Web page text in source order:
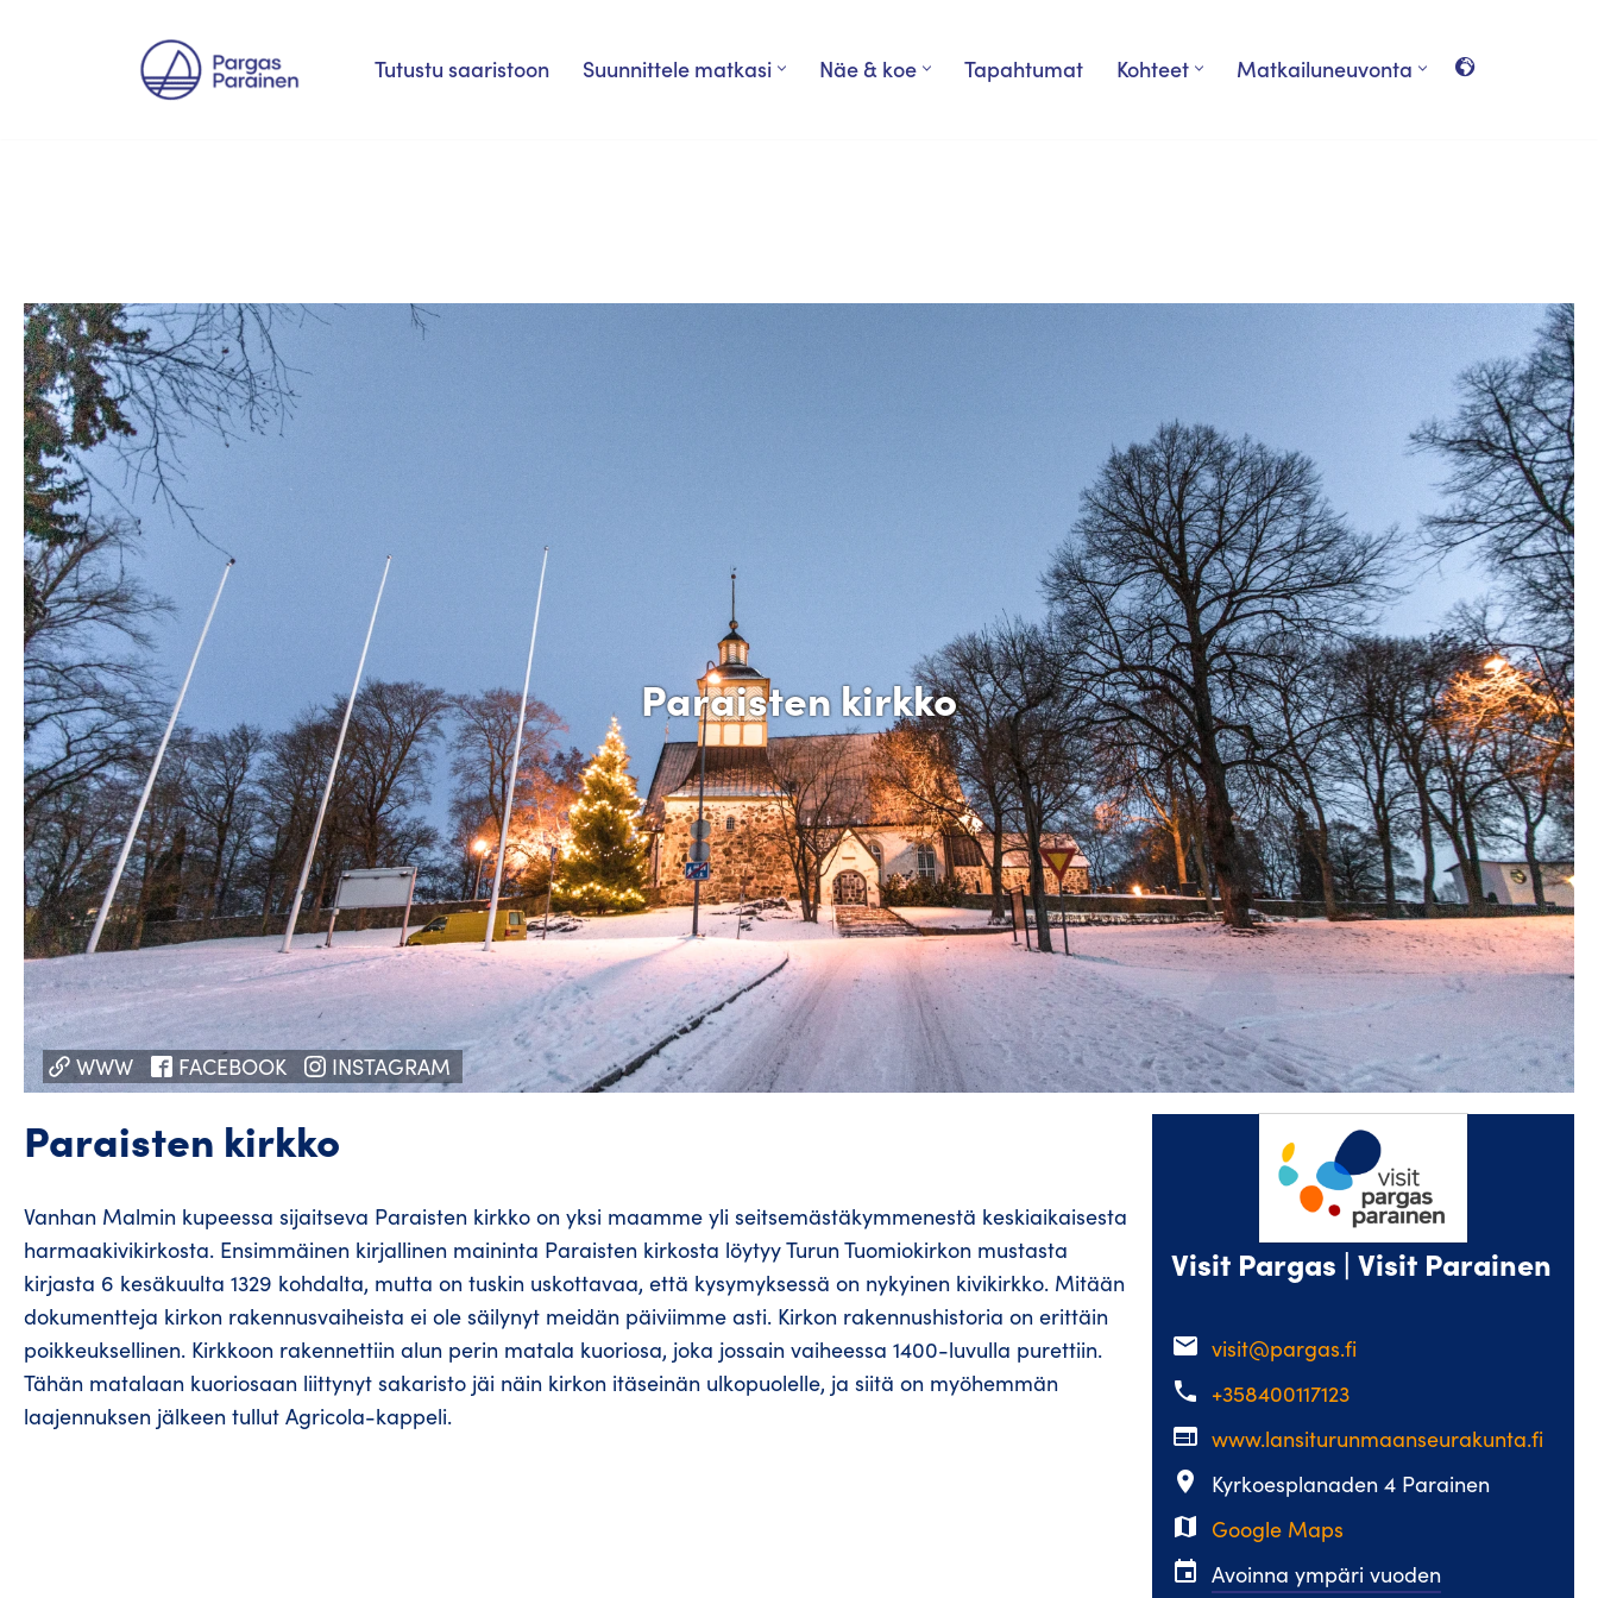
Tutustu saaristoon Suunnittele matkasi Näe & koe Tapahtumat Kohteet Matkailuneuvonta
Paraisten kirkko
WWW FACEBOOK INSTAGRAM
Paraisten kirkko
Vanhan Malmin kupeessa sijaitseva Paraisten kirkko on yksi maamme yli seitsemästäkymmenestä keskiaikaisesta
harmaakivikirkosta. Ensimmäinen kirjallinen maininta Paraisten kirkosta löytyy Turun Tuomiokirkon mustasta
kirjasta 6 kesäkuulta 1329 kohdalta, mutta on tuskin uskottavaa, että kysymyksessä on nykyinen kivikirkko. Mitään
dokumentteja kirkon rakennusvaiheista ei ole säilynyt meidän päiviimme asti. Kirkon rakennushistoria on erittäin
poikkeuksellinen. Kirkkoon rakennettiin alun perin matala kuoriosa, joka jossain vaiheessa 1400-luvulla purettiin.
Tähän matalaan kuoriosaan liittynyt sakaristo jäi näin kirkon itäseinän ulkopuolelle, ja siitä on myöhemmän
laajennuksen jälkeen tullut Agricola-kappeli.
Visit Pargas | Visit Parainen
email visit@pargas.fi
phone +358400117123
web www.lansiturunmaanseurakunta.fi
place
Kyrkoesplanaden 4 Parainen
map Google Maps
event Avoinna ympäri vuoden